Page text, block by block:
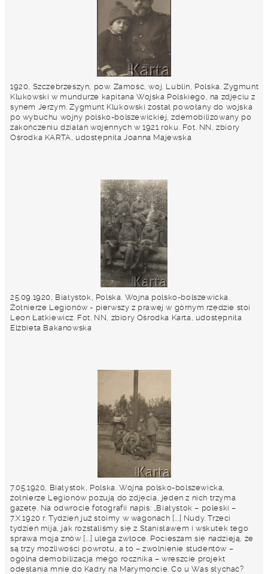
1920, Szczebrzeszyn, pow. Zamość, woj. Lublin, Polska. Zygmunt
Klukowski w mundurze kapitana Wojska Polskiego, na zdjęciu z
synem Jerzym. Zygmunt Klukowski został powołany do wojska
po wybuchu wojny polsko-bolszewickiej, zdemobilizowany po
zakończeniu działań wojennych w 1921 roku. Fot. NN, zbiory
Ośrodka KARTA, udostępniła Joanna Majewska
25.09.1920, Białystok, Polska. Wojna polsko-bolszewicka.
Żołnierze Legionów - pierwszy z prawej w górnym rzędzie stoi
Leon Łatkiewicz. Fot. NN, zbiory Ośrodka Karta, udostępniła
Elżbieta Bakanowska
7.05.1920, Białystok, Polska. Wojna polsko-bolszewicka,
żołnierze Legionów pozują do zdjęcia, jeden z nich trzyma
gazetę. Na odwrocie fotografii napis: „Białystok – poleski –
7.X.1920 r. Tydzień już stoimy w wagonach [...] Nudy. Trzeci
tydzień mija, jak rozstaliśmy się z Stanisławem i wskutek tego
sprawa moja znów [...] ulega zwłoce. Pocieszam się nadzieją, że
są trzy możliwości powrotu, a to – zwolnienie studentów –
ogólna demobilizacja mego rocznika – wreszcie projekt
odesłania mnie do Kadry na Marymoncie. Co u Was słychać?